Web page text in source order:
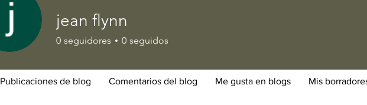
jean flynn
0 seguidores 0 seguidos
Publicaciones de blog Comentarios del blog Me gusta en blogs Mis